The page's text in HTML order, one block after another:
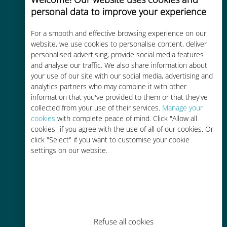
personal data to improve your experience
For a smooth and effective browsing experience on our
website, we use cookies to personalise content, deliver
personalised advertising, provide social media features
and analyse our traffic. We also share information about
your use of our site with our social media, advertising and
analytics partners who may combine it with other
information that you've provided to them or that they've
collected from your use of their services. Manage your
cookies with complete peace of mind. Click "Allow all
cookies" if you agree with the use of all of our cookies. Or
click "Select" if you want to customise your cookie
settings on our website.
Refuse all cookies
Mevcut operatörünüzle dolaşım
ücretlerinden %90'a kadar daha
ucuz
Kolay doldurma
Ubigi uygulaması aracılığıyla her